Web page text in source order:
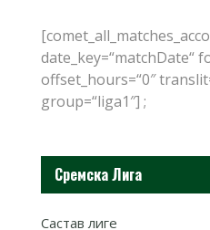
date_key=“matchDate“
offset_hours=“0″
group=“liga1″] ;
Сремска Лига
Састав лиге